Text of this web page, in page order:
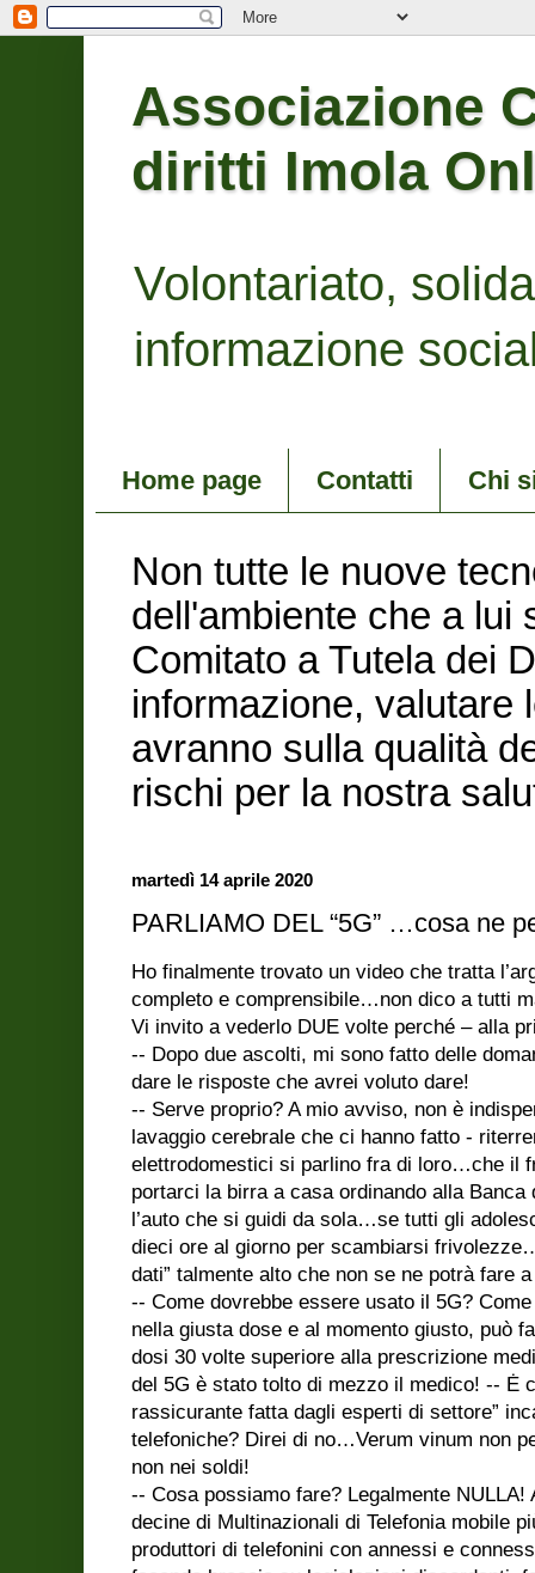
Associazione
diritti Imola
Volontariato,
informazione
Home page Contatti Chi
Non tutte le nuove
dell'ambiente che a lui
Comitato a Tutela dei
informazione, valutare
avranno sulla qualità
rischi per la nostra
martedì 14 aprile 2020
PARLIAMO DEL “5G” …cosa ne
Ho finalmente trovato un video che tratta
completo e comprensibile…non dico a tutti
Vi invito a vederlo DUE volte perché – alla
-- Dopo due ascolti, mi sono fatto delle
dare le risposte che avrei voluto dare!
-- Serve proprio? A mio avviso, non è
lavaggio cerebrale che ci hanno fatto -
elettrodomestici si parlino fra di loro…che il
portarci la birra a casa ordinando alla
l’auto che si guidi da sola…se tutti gli
dieci ore al giorno per scambiarsi
dati” talmente alto che non se ne potrà fare
-- Come dovrebbe essere usato il 5G?
nella giusta dose e al momento giusto, può
dosi 30 volte superiore alla prescrizione
del 5G è stato tolto di mezzo il medico! -- Ė
rassicurante fatta dagli esperti di settore”
telefoniche? Direi di no…Verum vinum non
non nei soldi!
-- Cosa possiamo fare? Legalmente NULLA!
decine di Multinazionali di Telefonia mobile
produttori di telefonini con annessi e